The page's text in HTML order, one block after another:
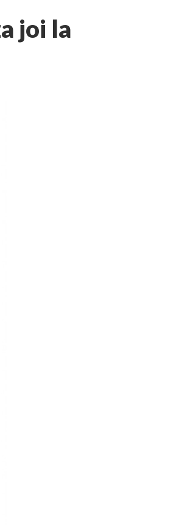
joi la